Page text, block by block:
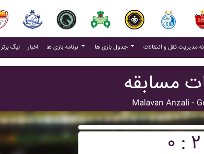
لیگ برتر اخبار(current) برنامه بازی ها جدول بازی ها مدیریت نقل و انتقالات
مسابقه
Malavan Anzali -
۰ : ۲